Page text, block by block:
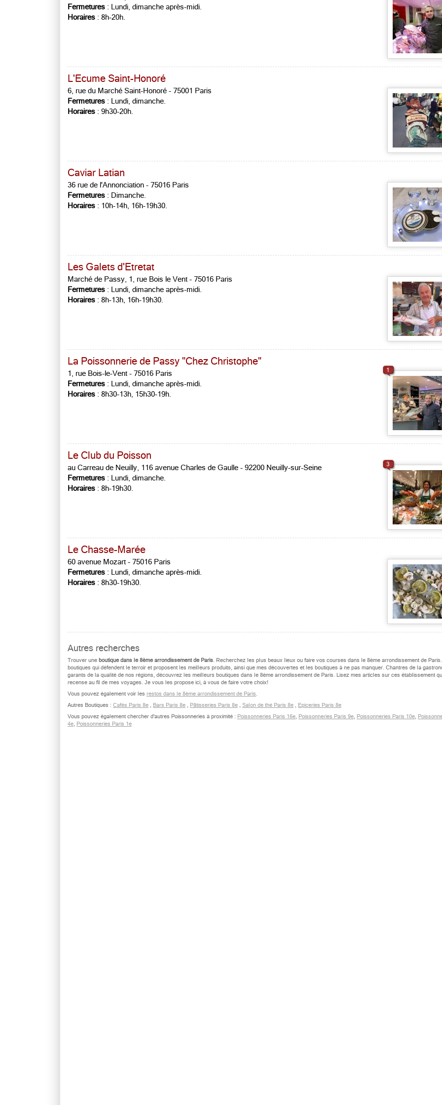
Fermetures : Lundi, dimanche après-midi.
Horaires : 8h-20h.
L'Ecume Saint-Honoré
6, rue du Marché Saint-Honoré - 75001 Paris
Fermetures : Lundi, dimanche.
Horaires : 9h30-20h.
Caviar Latian
36 rue de l'Annonciation - 75016 Paris
Fermetures : Dimanche.
Horaires : 10h-14h, 16h-19h30.
Les Galets d'Etretat
Marché de Passy, 1, rue Bois le Vent - 75016 Paris
Fermetures : Lundi, dimanche après-midi.
Horaires : 8h-13h, 16h-19h30.
La Poissonnerie de Passy "Chez Christophe"
1, rue Bois-le-Vent - 75016 Paris
Fermetures : Lundi, dimanche après-midi.
Horaires : 8h30-13h, 15h30-19h.
1
Le Club du Poisson
au Carreau de Neuilly, 116 avenue Charles de Gaulle - 92200 Neuilly-sur-Seine
Fermetures : Lundi, dimanche.
Horaires : 8h-19h30.
3
Le Chasse-Marée
60 avenue Mozart - 75016 Paris
Fermetures : Lundi, dimanche après-midi.
Horaires : 8h30-19h30.
Autres recherches
Trouver une boutique dans le 8ème arrondissement de Paris. Recherchez les plus beaux lieux ou faire vos courses dans le 8ème arrondissement de
boutiques qui défendent le terroir et proposent les meilleurs produits, ainsi que mes découvertes et les boutiques à ne pas manquer. Chantres de la
garants de la qualité de nos régions, découvrez les meilleurs boutiques dans le 8ème arrondissement de Paris. Lisez mes articles sur ces établissement
recense au fil de mes voyages. Je vous les propose ici, à vous de faire votre choix!
Vous pouvez également voir les restos dans le 8ème arrondissement de Paris.
Autres Boutiques : Cafés Paris 8e , Bars Paris 8e , Pâtisseries Paris 8e , Salon de thé Paris 8e , Epiceries Paris 8e
Vous pouvez également chercher d'autres Poissonneries à proximité : Poissonneries Paris 16e, Poissonneries Paris 9e, Poissonneries Paris 10e,
4e, Poissonneries Paris 1e